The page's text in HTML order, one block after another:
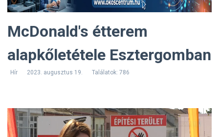
McDonald's étterem
alapkőletétele Esztergomban
Hír 2023. augusztus 19. Találatok: 786